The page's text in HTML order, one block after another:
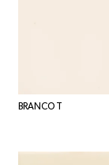
BRANCO T